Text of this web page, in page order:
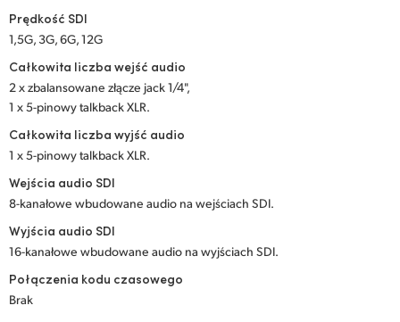
Norway
Portugal
Singapore
Spain
Sweden
Chinese Taipei
Prędkość SDI
1,5G, 3G, 6G, 12G
Całkowita liczba wejść audio
2 x zbalansowane złącze jack 1/4",
1 x 5-pinowy talkback XLR.
Całkowita liczba wyjść audio
1 x 5-pinowy talkback XLR.
Wejścia audio SDI
8-kanałowe wbudowane audio na wejściach SDI.
Wyjścia audio SDI
16-kanałowe wbudowane audio na wyjściach SDI.
Połączenia kodu czasowego
Brak